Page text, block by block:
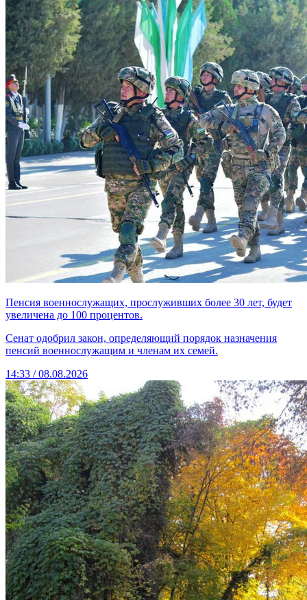
Пенсия военнослужащих, прослуживших более 30 лет, будет
увеличена до 100 процентов.
Сенат одобрил закон, определяющий порядок назначения
пенсий военнослужащим и членам их семей.
14:33 / 08.08.2026